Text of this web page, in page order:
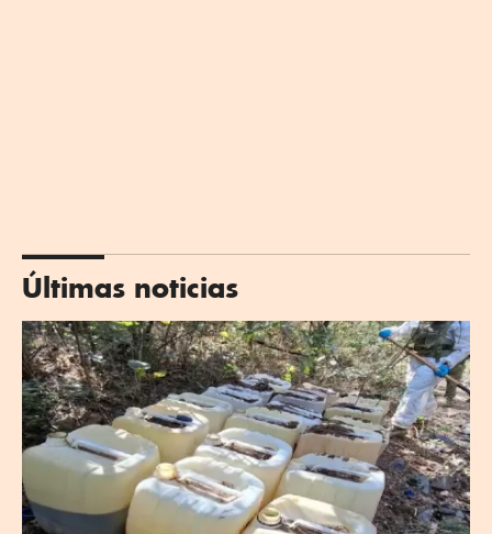
Últimas noticias